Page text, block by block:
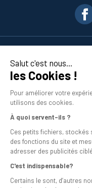
Salut c'est nous...
les Cookies !
Pour améliorer votre
utilisons des cookies.
À quoi servent-ils ?
Ces petits fichiers, stockés
des fonctions du site et
adresser des publicités
C'est indispensable?
Certains le sont, d’autres
En savoir plus